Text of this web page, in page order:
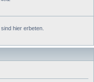
hier erbeten.